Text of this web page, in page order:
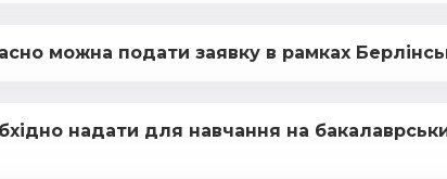
можна подати заявку в рамках
надати для навчання на